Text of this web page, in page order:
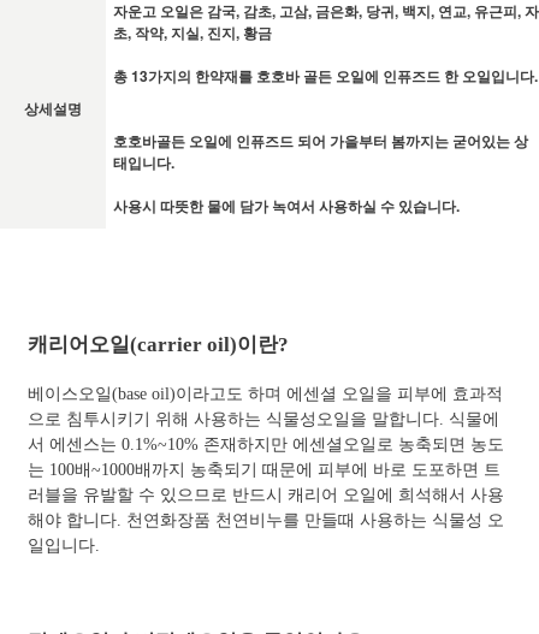
상세설명
자운고 오일은 감국, 감초, 고삼, 금은화, 당귀, 백지, 연교, 유근피,자
초, 작약, 지실, 진지, 황금
총 13가지의 한약재를 호호바 골든 오일에 인퓨즈드 한 오일입니다.
호호바골든 오일에 인퓨즈드 되어 가을부터 봄까지는 굳어있는 상
태입니다.
사용시 따뜻한 물에 담가 녹여서 사용하실 수 있습니다.
캐리어오일(carrier oil)이란?
베이스오일(base oil)이라고도 하며 에센셜 오일을 피부에 효과적
으로 침투시키기 위해 사용하는 식물성오일을 말합니다. 식물에
서 에센스는 0.1%~10% 존재하지만 에센셜오일로 농축되면 농도
는 100배~1000배까지 농축되기 때문에 피부에 바로 도포하면 트
러블을 유발할 수 있으므로 반드시 캐리어 오일에 희석해서 사용
해야 합니다. 천연화장품 천연비누를 만들때 사용하는 식물성 오
일입니다.